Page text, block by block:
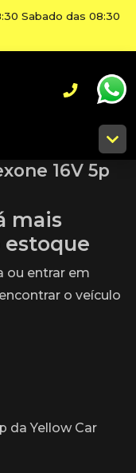
Sabado das 08:30
16V 5p
mais
estoque
ou entrar em
o veículo
da Yellow Car